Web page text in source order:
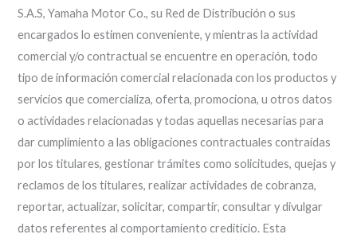
S.A.S, Yamaha Motor Co., su Red de Distribución o sus
encargados lo estimen conveniente, y mientras la actividad
comercial y/o contractual se encuentre en operación, todo
tipo de información comercial relacionada con los productos y
servicios que comercializa, oferta, promociona, u otros datos
o actividades relacionadas y todas aquellas necesarias para
dar cumplimiento a las obligaciones contractuales contraídas
por los titulares, gestionar trámites como solicitudes, quejas y
reclamos de los titulares, realizar actividades de cobranza,
reportar, actualizar, solicitar, compartir, consultar y divulgar
datos referentes al comportamiento crediticio. Esta